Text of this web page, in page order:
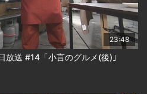
23:48
放送 #14「小言のグルメ(後)｣